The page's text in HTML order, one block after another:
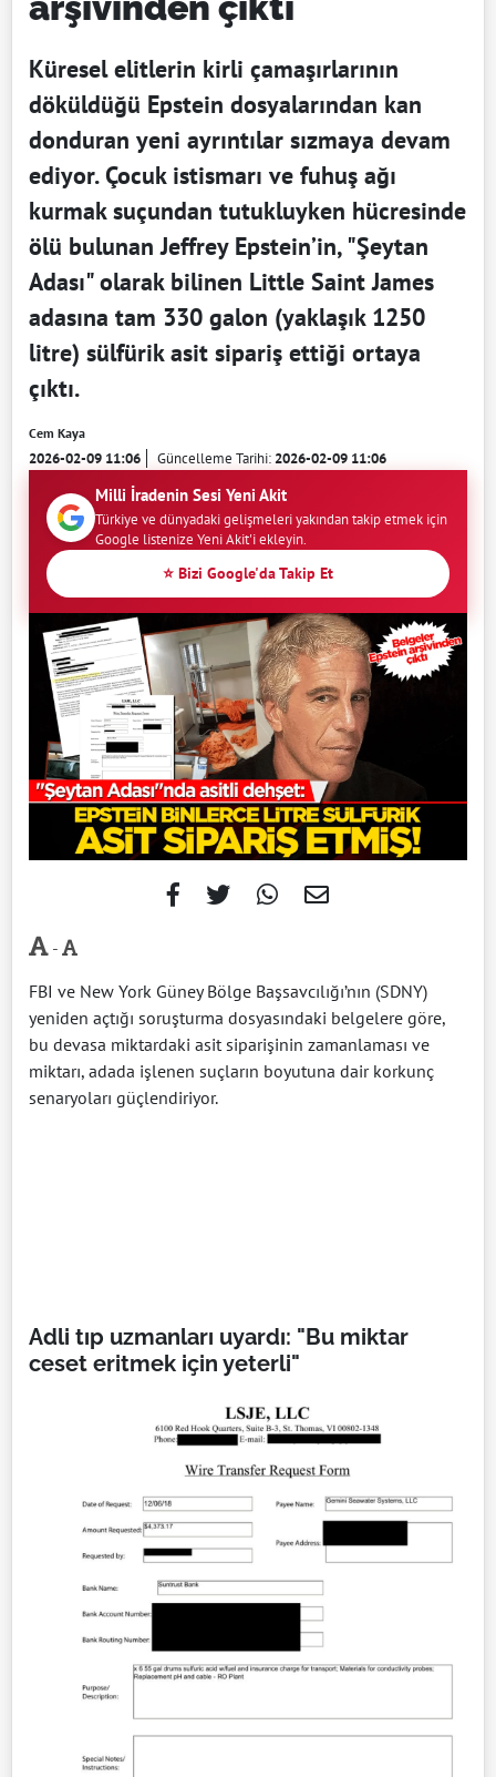
Küresel elitlerin kirli çamaşırlarının
döküldüğü Epstein dosyalarından kan
donduran yeni ayrıntılar sızmaya devam
ediyor. Çocuk istismarı ve fuhuş ağı
kurmak suçundan tutukluyken hücresinde
ölü bulunan Jeffrey Epstein’in, "Şeytan
Adası" olarak bilinen Little Saint James
adasına tam 330 galon (yaklaşık 1250
litre) sülfürik asit sipariş ettiği ortaya
çıktı.
Cem Kaya
2026-02-09 11:06 Güncelleme Tarihi:2026-02-09 11:06
Milli İradenin Sesi Yeni Akit
Türkiye ve dünyadaki gelişmeleri yakından takip etmek için
Google listenize Yeni Akit'i ekleyin.
⭐ Bizi Google'da Takip Et
-
FBI ve New York Güney Bölge Başsavcılığı’nın (SDNY)
yeniden açtığı soruşturma dosyasındaki belgelere göre,
bu devasa miktardaki asit siparişinin zamanlaması ve
miktarı, adada işlenen suçların boyutuna dair korkunç
senaryoları güçlendiriyor.
Adli tıp uzmanları uyardı: "Bu miktar
ceset eritmek için yeterli"